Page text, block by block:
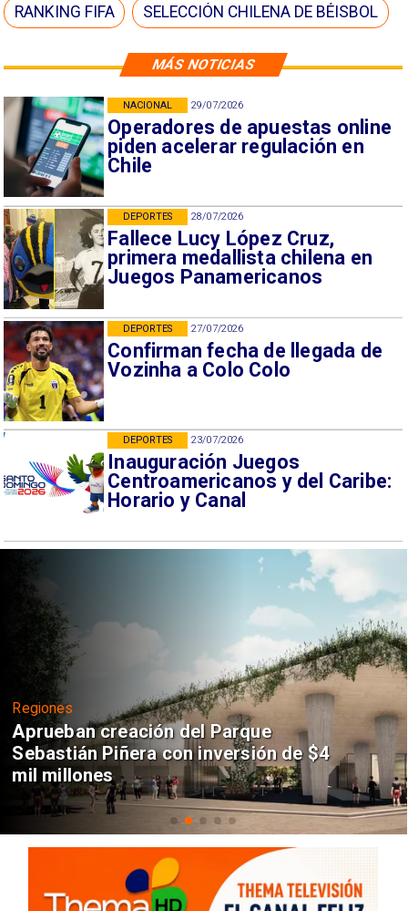
MÁS NOTICIAS
29/07/2026
Operadores de apuestas online
piden acelerar regulación en
Chile
NACIONAL
28/07/2026
Fallece Lucy López Cruz,
primera medallista chilena en
Juegos Panamericanos
DEPORTES
27/07/2026
Confirman fecha de llegada de
Vozinha a Colo Colo
DEPORTES
23/07/2026
Inauguración Juegos
Centroamericanos y del Caribe:
Horario y Canal
DEPORTES
RANKING FIFA SELECCIÓN CHILENA DE BÉISBOL
Regiones
Aprueban creación del Parque
Sebastián Piñera con inversión de $4
mil millones